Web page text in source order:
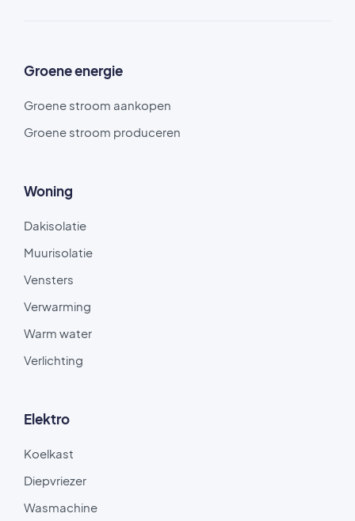
Groene energie
Groene stroom aankopen
Groene stroom produceren
Woning
Dakisolatie
Muurisolatie
Vensters
Verwarming
Warm water
Verlichting
Elektro
Koelkast
Diepvriezer
Wasmachine